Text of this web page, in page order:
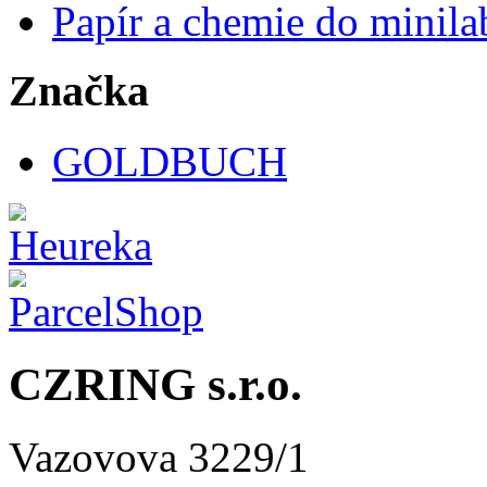
Papír a chemie do
Značka
GOLDBUCH
CZRING s.r.o.
Vazovova 3229/1